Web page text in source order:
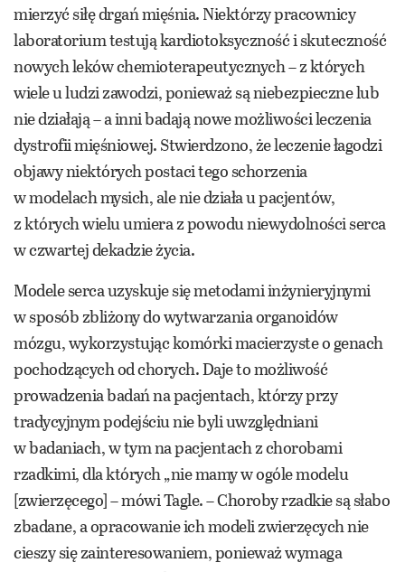
mierzyć siłę drgań mięśnia. Niektórzy pracownicy
laboratorium testują kardiotoksyczność i skuteczność
nowych leków chemioterapeutycznych – z których
wiele u ludzi zawodzi, ponieważ są niebezpieczne lub
nie działają – a inni badają nowe możliwości leczenia
dystrofii mięśniowej. Stwierdzono, że leczenie łagodzi
objawy niektórych postaci tego schorzenia
w modelach mysich, ale nie działa u pacjentów,
z których wielu umiera z powodu niewydolności serca
w czwartej dekadzie życia.
Modele serca uzyskuje się metodami inżynieryjnymi
w sposób zbliżony do wytwarzania organoidów
mózgu, wykorzystując komórki macierzyste o genach
pochodzących od chorych. Daje to możliwość
prowadzenia badań na pacjentach, którzy przy
tradycyjnym podejściu nie byli uwzględniani
w badaniach, w tym na pacjentach z chorobami
rzadkimi, dla których „nie mamy w ogóle modelu
[zwierzęcego] – mówi Tagle. – Choroby rzadkie są słabo
zbadane, a opracowanie ich modeli zwierzęcych nie
cieszy się zainteresowaniem, ponieważ wymaga